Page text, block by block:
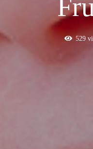
529